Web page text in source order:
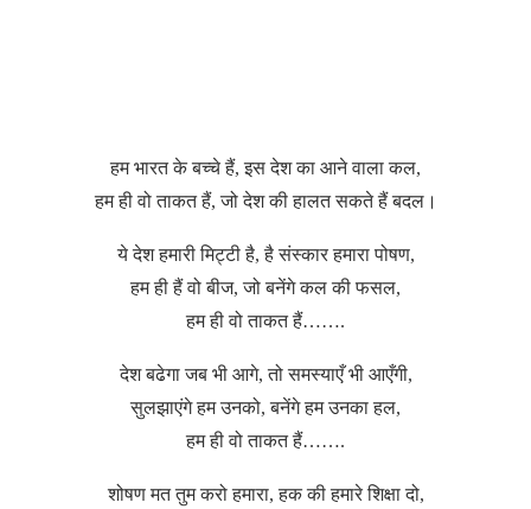
हम भारत के बच्चे हैं, इस देश का आने वाला कल,
हम ही वो ताकत हैं, जो देश की हालत सकते हैं बदल।
ये देश हमारी मिट्टी है, है संस्कार हमारा पोषण,
हम ही हैं वो बीज, जो बनेंगे कल की फसल,
हम ही वो ताकत हैं…….
देश बढेगा जब भी आगे, तो समस्याएँ भी आएँगी,
सुलझाएंगे हम उनको, बनेंगे हम उनका हल,
हम ही वो ताकत हैं…….
शोषण मत तुम करो हमारा, हक की हमारे शिक्षा दो,